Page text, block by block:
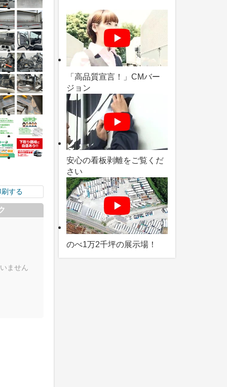
刷する
ません
「高品質宣言！」CMバー
ジョン
安心の看板剥離をご覧くだ
さい
のべ1万2千坪の展示場！